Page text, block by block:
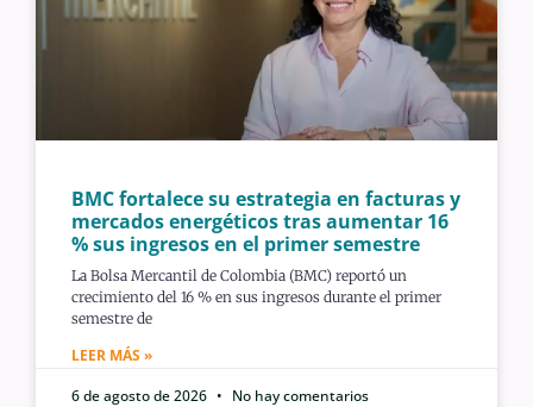
BMC fortalece su estrategia en facturas y
mercados energéticos tras aumentar 16
% sus ingresos en el primer semestre
La Bolsa Mercantil de Colombia (BMC) reportó un
crecimiento del 16 % en sus ingresos durante el primer
semestre de
LEER MÁS »
6 de agosto de 2026
No hay comentarios